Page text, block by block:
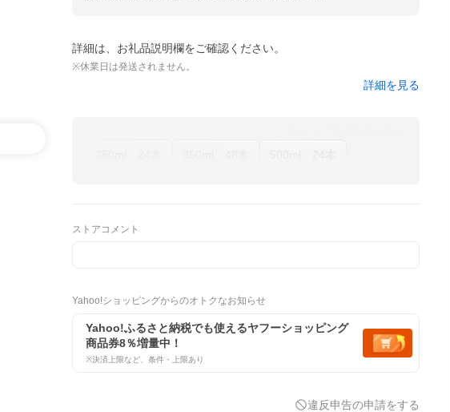
詳細は、お礼品説明欄をご確認ください。
※休業日は発送されません。
詳細を見る
500ml 24本
ストアコメント
Yahoo!ショッピングからのオトクなお知らせ
Yahoo!ふるさと納税でも使えるヤフーショッピング
商品券8％増量中！
※決済上限など、条件・上限あり
違反申告の申請をする